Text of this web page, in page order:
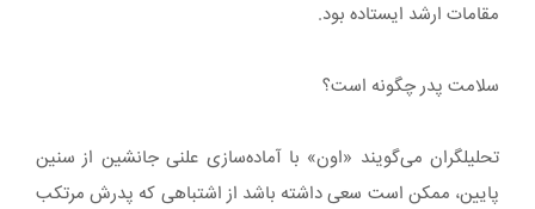
مقامات ارشد ایستاده بود.
سلامت پدر چگونه است؟
تحلیلگران می‌گویند «اون» با آماده‌سازی علنی جانشین از سنین
پایین، ممکن است سعی داشته باشد از اشتباهی که پدرش مرتکب